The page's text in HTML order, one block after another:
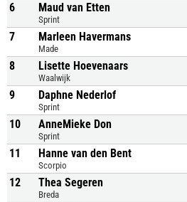
6 Maud van Etten
Sprint
7 Marleen Havermans
Made
8 Lisette Hoevenaars
Waalwijk
9 Daphne Nederlof
Sprint
10 AnneMieke Don
Sprint
11 Hanne van den Bent
Scorpio
12 Thea Segeren
Breda